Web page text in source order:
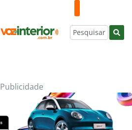
Publicidade